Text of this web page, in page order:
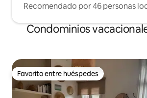
Recomendado por 46 personas
Condominios
Favorito entre huéspedes
Favorito entre huéspedes